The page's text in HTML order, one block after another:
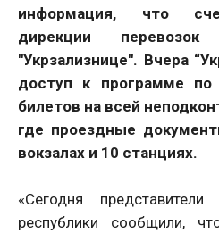
информация, что
дирекции
"Укрзализнице". Вчера
доступ к программе
билетов на всей
где проездные
вокзалах и 10 станциях.
«Сегодня представители
республики сообщили,